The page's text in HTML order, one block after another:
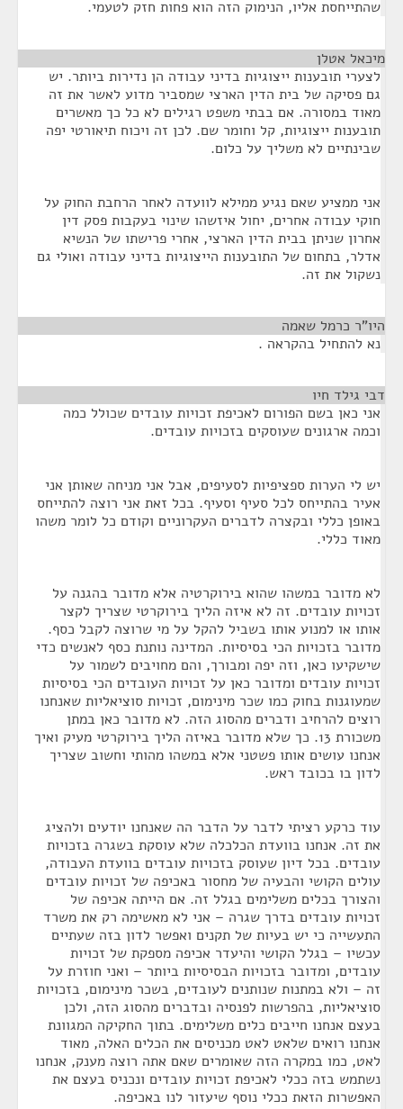
שהתייחסת אליו, הנימוק הזה הוא פחות חזק לטעמי.
מיכאל אטלן
לצערי תובענות ייצוגיות בדיני עבודה הן נדירות ביותר. יש
גם פסיקה של בית הדין הארצי שמסביר מדוע לאשר את זה
מאוד במסורה. אם בבתי משפט רגילים לא כל כך מאשרים
תובענות ייצוגיות, קל וחומר שם. לכן זה ויכוח תיאורטי יפה
שבינתיים לא משליך על כלום.
אני ממציע שאם נגיע ממילא לוועדה לאחר הרחבת החוק על
חוקי עבודה אחרים, יחול איזשהו שינוי בעקבות פסק דין
אחרון שניתן בבית הדין הארצי, אחרי פרישתו של הנשיא
אדלר, בתחום של התובענות הייצוגיות בדיני עבודה ואולי גם
נשקול את זה.
היו"ר כרמל שאמה
נא להתחיל בהקראה .
דבי גילד חיו
אני כאן בשם הפורום לאכיפת זכויות עובדים שכולל כמה
וכמה ארגונים שעוסקים בזכויות עובדים.
יש לי הערות ספציפיות לסעיפים, אבל אני מניחה שאותן אני
אעיר בהתייחס לכל סעיף וסעיף. בכל זאת אני רוצה להתייחס
באופן כללי ובקצרה לדברים העקרוניים וקודם כל לומר משהו
מאוד כללי.
לא מדובר במשהו שהוא בירוקרטיה אלא מדובר בהגנה על
זכויות עובדים. זה לא איזה הליך בירוקרטי שצריך לקצר
אותו או למנוע אותו בשביל להקל על מי שרוצה לקבל כסף.
מדובר בזכויות הכי בסיסיות. המדינה נותנת כסף לאנשים כדי
שישקיעו כאן, וזה יפה ומבורך, והם מחויבים לשמור על
זכויות עובדים ומדובר כאן על זכויות העובדים הכי בסיסיות
שמעוגנות בחוק כמו שכר מינימום, זכויות סוציאליות שאנחנו
רוצים להרחיב ודברים מהסוג הזה. לא מדובר כאן במתן
משכורת 13. כך שלא מדובר באיזה הליך בירוקרטי מעיק ואיך
אנחנו עושים אותו פשטני אלא במשהו מהותי וחשוב שצריך
לדון בו בכובד ראש.
עוד כרקע רציתי לדבר על הדבר הה שאנחנו יודעים ולהציג
את זה. אנחנו בוועדת הכלכלה שלא עוסקת בשגרה בזכויות
עובדים. בכל דיון שעוסק בזכויות עובדים בוועדת העבודה,
עולים הקושי והבעיה של מחסור באכיפה של זכויות עובדים
והצורך בכלים משלימים בגלל זה. אם הייתה אכיפה של
זכויות עובדים בדרך שגרה – אני לא מאשימה רק את משרד
התעשייה כי יש בעיות של תקנים ואפשר לדון בזה שעתיים
עכשיו – בגלל הקושי והיעדר אכיפה מספקת של זכויות
עובדים, ומדובר בזכויות הבסיסיות ביותר – ואני חוזרת על
זה – ולא במתנות שנותנים לעובדים, בשכר מינימום, בזכויות
סוציאליות, בהפרשות לפנסיה ובדברים מהסוג הזה, ולכן
בעצם אנחנו חייבים כלים משלימים. בתוך החקיקה המגוונת
אנחנו רואים שלאט לאט מכניסים את הכלים האלה, מאוד
לאט, כמו במקרה הזה שאומרים שאם אתה רוצה מענק, אנחנו
נשתמש בזה ככלי לאכיפת זכויות עובדים ונכניס בעצם את
האפשרות הזאת ככלי נוסף שיעזור לנו באכיפה.